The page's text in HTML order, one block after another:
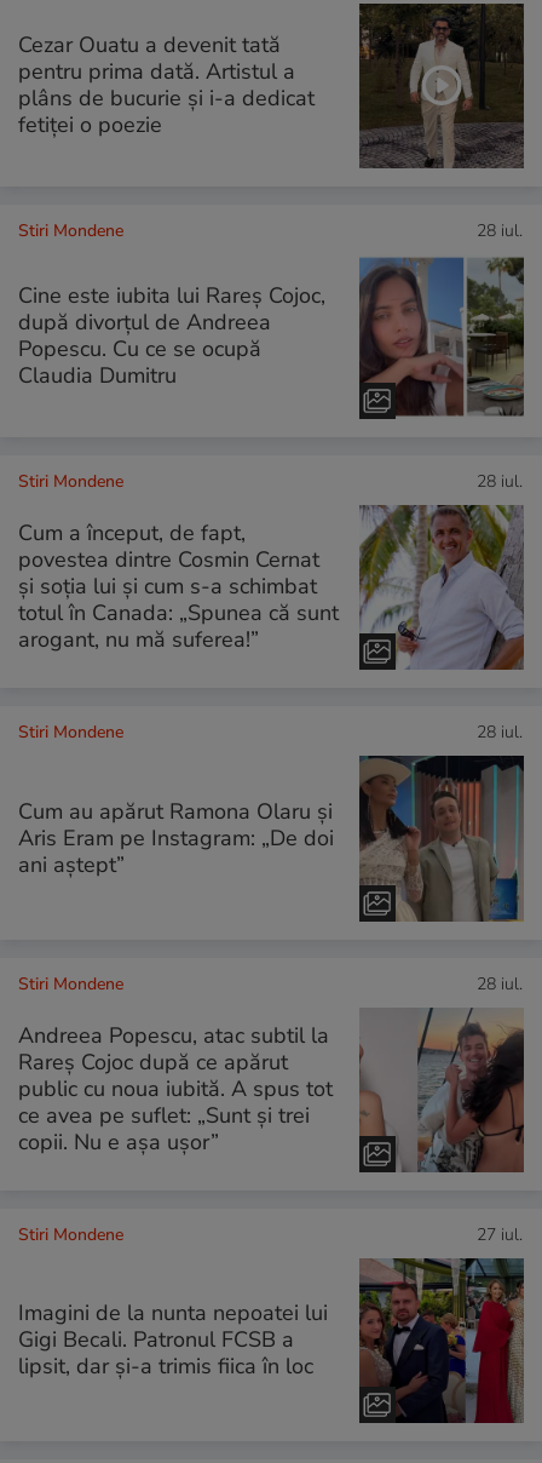
Cezar Ouatu a devenit tată
pentru prima dată. Artistul a
plâns de bucurie și i-a dedicat
fetiței o poezie
Stiri Mondene 28 iul.
Cine este iubita lui Rareș Cojoc,
după divorțul de Andreea
Popescu. Cu ce se ocupă
Claudia Dumitru
Stiri Mondene 28 iul.
Cum a început, de fapt,
povestea dintre Cosmin Cernat
și soția lui și cum s-a schimbat
totul în Canada: „Spunea că sunt
arogant, nu mă suferea!”
Stiri Mondene 28 iul.
Cum au apărut Ramona Olaru și
Aris Eram pe Instagram: „De doi
ani aștept”
Stiri Mondene 28 iul.
Andreea Popescu, atac subtil la
Rareș Cojoc după ce apărut
public cu noua iubită. A spus tot
ce avea pe suflet: „Sunt și trei
copii. Nu e așa ușor”
Stiri Mondene 27 iul.
Imagini de la nunta nepoatei lui
Gigi Becali. Patronul FCSB a
lipsit, dar și-a trimis fiica în loc